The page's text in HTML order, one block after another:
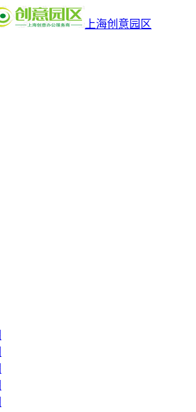
上海创意园区